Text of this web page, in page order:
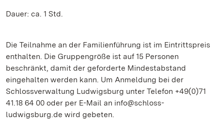
Dauer: ca. 1 Std.
Die Teilnahme an der Familienführung ist im Eintrittspreis
enthalten. Die Gruppengröße ist auf 15 Personen
beschränkt, damit der geforderte Mindestabstand
eingehalten werden kann. Um Anmeldung bei der
Schlossverwaltung Ludwigsburg unter Telefon +49(0)71
41.18 64 00 oder per E-Mail an info@schloss-
ludwigsburg.de wird gebeten.